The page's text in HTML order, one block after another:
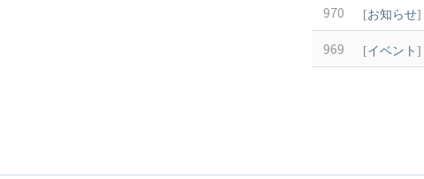
970 [お知らせ]
969 [イベント]